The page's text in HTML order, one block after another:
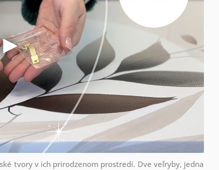
tvory v ich prirodzenom prostredí. Dve veľryby, jedna